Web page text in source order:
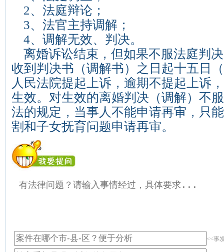
2、法庭辩论；
3、法官主持调解；
4、调解无效、判决。
离婚诉讼结束，但如果不服法庭判
收到判决书（调解书）之日起十五日
人民法院提起上诉，逾期不提起上诉
生效。对生效的离婚判决（调解）不
法的规定，当事人不能申请再审，只
割和子女抚育问题申请再审。
<<事